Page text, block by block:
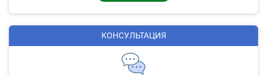
КОНСУЛЬТАЦИЯ